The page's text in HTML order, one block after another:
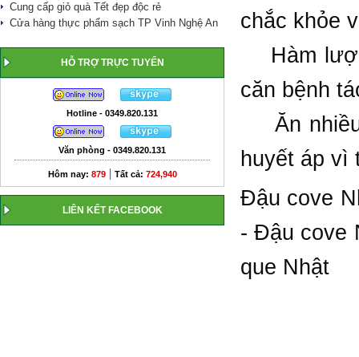
Cung cấp giỏ quà Tết đẹp độc rẻ
Cửa hàng thực phẩm sạch TP Vinh Nghệ An
HỖ TRỢ TRỰC TUYẾN
Hotline - 0349.820.131
Văn phòng - 0349.820.131
Hôm nay: 879| Tất cả: 724,940
LIÊN KẾT FACEBOOK
chắc khỏe
Hàm
căn bệnh
Ăn nhiều
huyết áp vì
Đậu cove
- Đậu cove
que Nhật